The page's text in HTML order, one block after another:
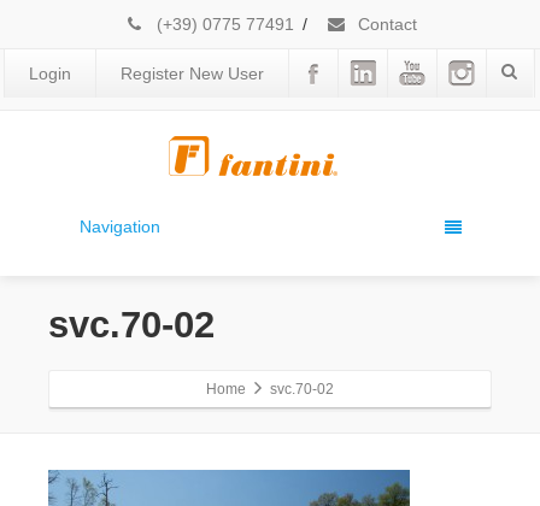
(+39) 0775 77491 / Contact
Login Register New User
Navigation
svc.70-02
Home svc.70-02